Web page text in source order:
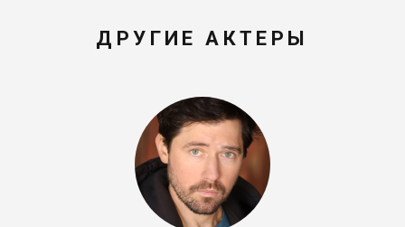
ДРУГИЕ АКТЕРЫ